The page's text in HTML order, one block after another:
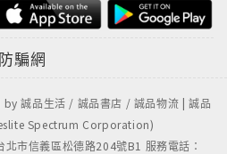
騙網
誠品生活 / 誠品書店 / 誠品物流 | 誠品
Spectrum Corporation)
市信義區松德路204號B1 服務電話：